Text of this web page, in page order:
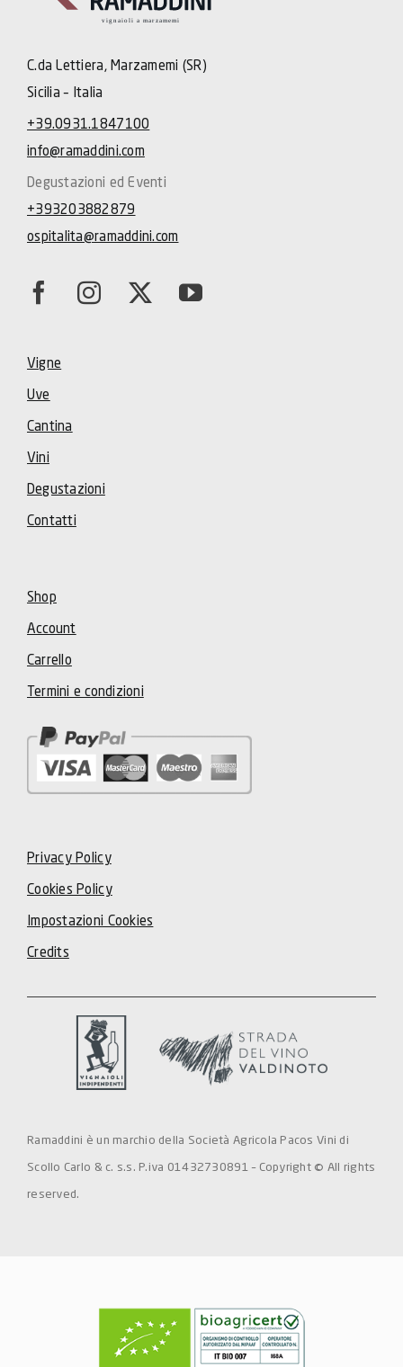
C.da Lettiera, Marzamemi (SR)
Sicilia – Italia
+39.0931.1847100
info@ramaddini.com
Degustazioni ed Eventi
+393203882879
ospitalita@ramaddini.com
Vigne
Uve
Cantina
Vini
Degustazioni
Contatti
Shop
Account
Carrello
Termini e condizioni
Privacy Policy
Cookies Policy
Impostazioni Cookies
Credits
Ramaddini è un marchio della Società Agricola Pacos Vini di
Scollo Carlo & c. s.s. P.iva 01432730891 – Copyright © All rights
reserved.